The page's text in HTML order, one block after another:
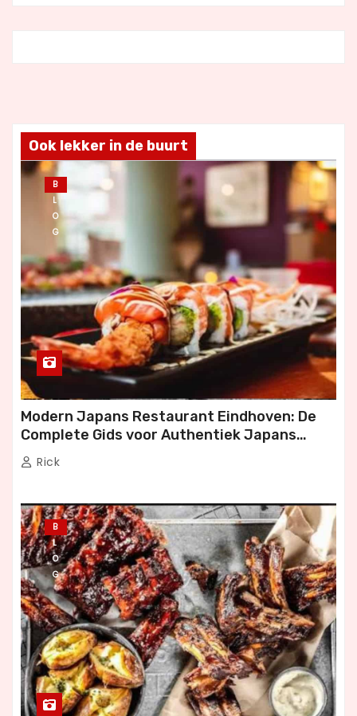
Ook lekker in de buurt
B
L
O
G
Modern Japans Restaurant Eindhoven: De
Complete Gids voor Authentiek Japans
Dineren
Rick
B
L
O
G